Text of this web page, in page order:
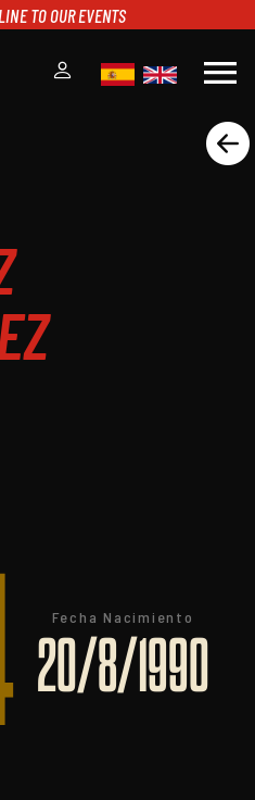
TO OUR EVENTS
menu
Fecha Nacimiento
20/8/1990